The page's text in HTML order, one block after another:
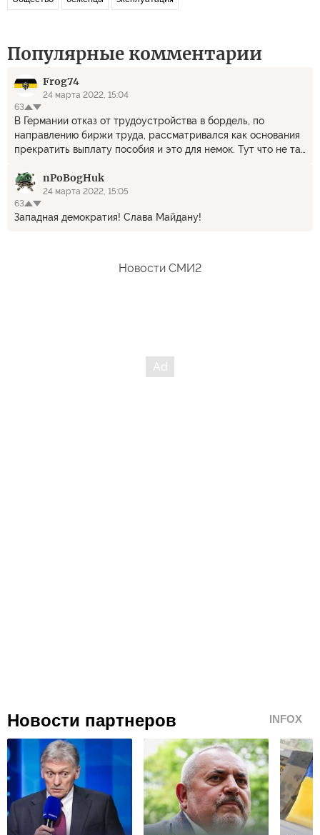
Популярные комментарии
Frog74
24 марта 2022, 15:04
63
В Германии отказ от трудоустройства в бордель, по
направлению биржи труда, рассматривался как основания
прекратить выплату пособия и это для немок. Тут что не так
трудоустройстве попавшим в тяжелое финансовое
положение.
nPoBogHuk
24 марта 2022, 15:05
63
Западная демократия! Слава Майдану!
Новости СМИ2
Новости партнеров INFOX